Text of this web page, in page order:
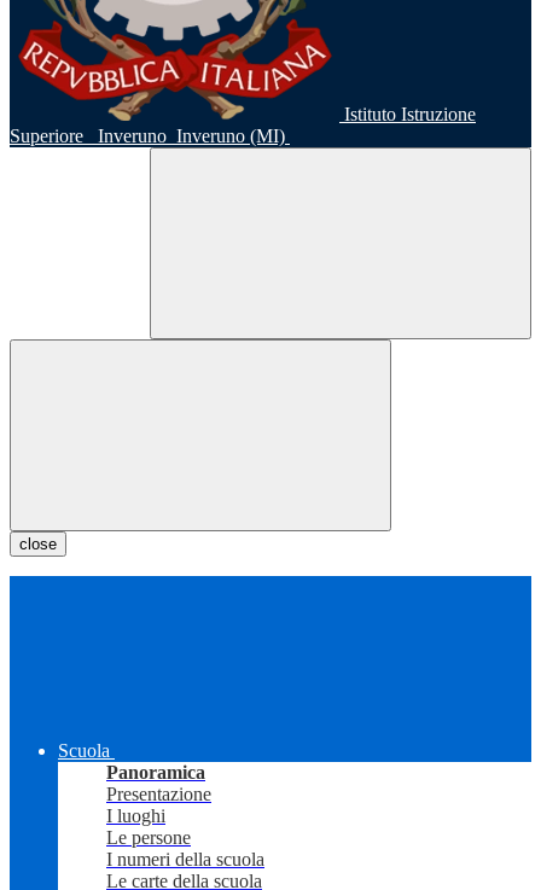
Istituto Istruzione
Superiore
Inveruno Inveruno (MI)
close
Scuola
Panoramica
Presentazione
I luoghi
Le persone
I numeri della scuola
Le carte della scuola